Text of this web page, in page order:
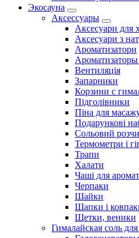
Экосауна
Аксессуары
Аксесуари для
Аксесуари з
Ароматизатори
Вентиляція
Запарники
Корзини с
Підголівники
Піна для
Подарункові
Сольовий
Термометри і
Трапи
Халати
Чаші для
Черпаки
Шайки
Шапки і
Щетки, веники
Гималайская соль